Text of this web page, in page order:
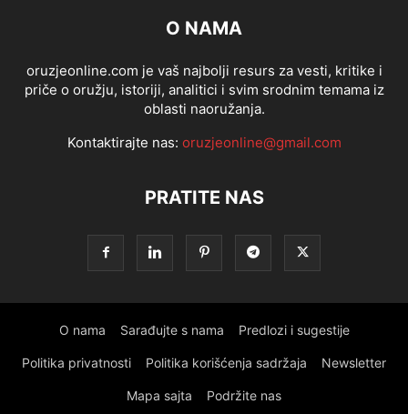
O NAMA
oruzjeonline.com je vaš najbolji resurs za vesti, kritike i
priče o oružju, istoriji, analitici i svim srodnim temama iz
oblasti naoružanja.
Kontaktirajte nas: oruzjeonline@gmail.com
PRATITE NAS
O nama Sarađujte s nama Predlozi i sugestije
Politika privatnosti Politika korišćenja sadržaja Newsletter
Mapa sajta Podržite nas